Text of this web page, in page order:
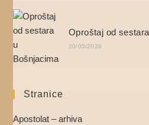
Oproštaj od
20/05/2026
Stranice
Apostolat – arhiva